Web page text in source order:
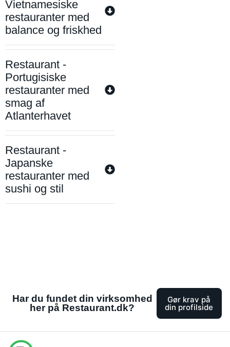
Vietnamesiske
restauranter med
balance og friskhed
Restaurant -
Portugisiske
restauranter med
smag af
Atlanterhavet
Restaurant -
Japanske
restauranter med
sushi og stil
Har du fundet din virksomhed
her på Restaurant.dk?
Gør krav på
din profilside